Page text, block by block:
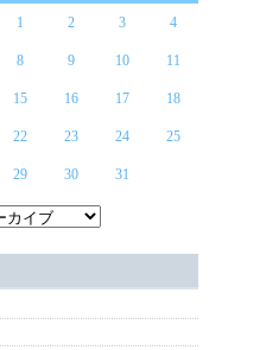
1 2 3 4
8 9 10 11
15 16 17 18
22 23 24 25
29 30 31